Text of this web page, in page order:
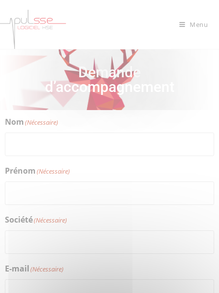
Menu
Demande
d’accompagnement
Nom(Nécessaire)
Prénom(Nécessaire)
Société(Nécessaire)
E-mail(Nécessaire)